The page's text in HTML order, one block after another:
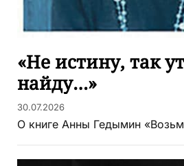
«Не истину, так
найду…»
30.07.2026
О книге Анны Гедымин